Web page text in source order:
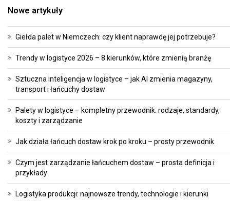
Nowe artykuły
Giełda palet w Niemczech: czy klient naprawdę jej potrzebuje?
Trendy w logistyce 2026 – 8 kierunków, które zmienią branżę
Sztuczna inteligencja w logistyce – jak AI zmienia magazyny,
transport i łańcuchy dostaw
Palety w logistyce – kompletny przewodnik: rodzaje, standardy,
koszty i zarządzanie
Jak działa łańcuch dostaw krok po kroku – prosty przewodnik
Czym jest zarządzanie łańcuchem dostaw – prosta definicja i
przykłady
Logistyka produkcji: najnowsze trendy, technologie i kierunki